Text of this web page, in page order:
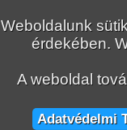
Weboldalunk
érdekében.
A weboldal
Adatvédelmi